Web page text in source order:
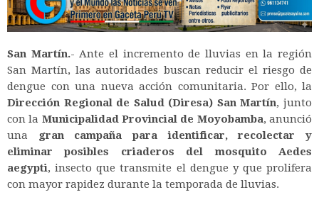
San Martín.- Ante el incremento de lluvias en la región
San Martín, las autoridades buscan reducir el riesgo de
dengue con una nueva acción comunitaria. Por ello, la
Dirección Regional de Salud (Diresa) San Martín, junto
con la Municipalidad Provincial de Moyobamba, anunció
una gran campaña para identificar, recolectar y
eliminar posibles criaderos del mosquito Aedes
aegypti, insecto que transmite el dengue y que prolifera
con mayor rapidez durante la temporada de lluvias.